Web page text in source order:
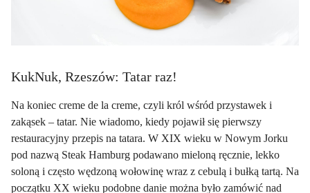
KukNuk, Rzeszów: Tatar raz!
Na koniec creme de la creme, czyli król wśród przystawek i
zakąsek – tatar. Nie wiadomo, kiedy pojawił się pierwszy
restauracyjny przepis na tatara. W XIX wieku w Nowym Jorku
pod nazwą Steak Hamburg podawano mieloną ręcznie, lekko
soloną i często wędzoną wołowinę wraz z cebulą i bułką tartą. Na
początku XX wieku podobne danie można było zamówić nad